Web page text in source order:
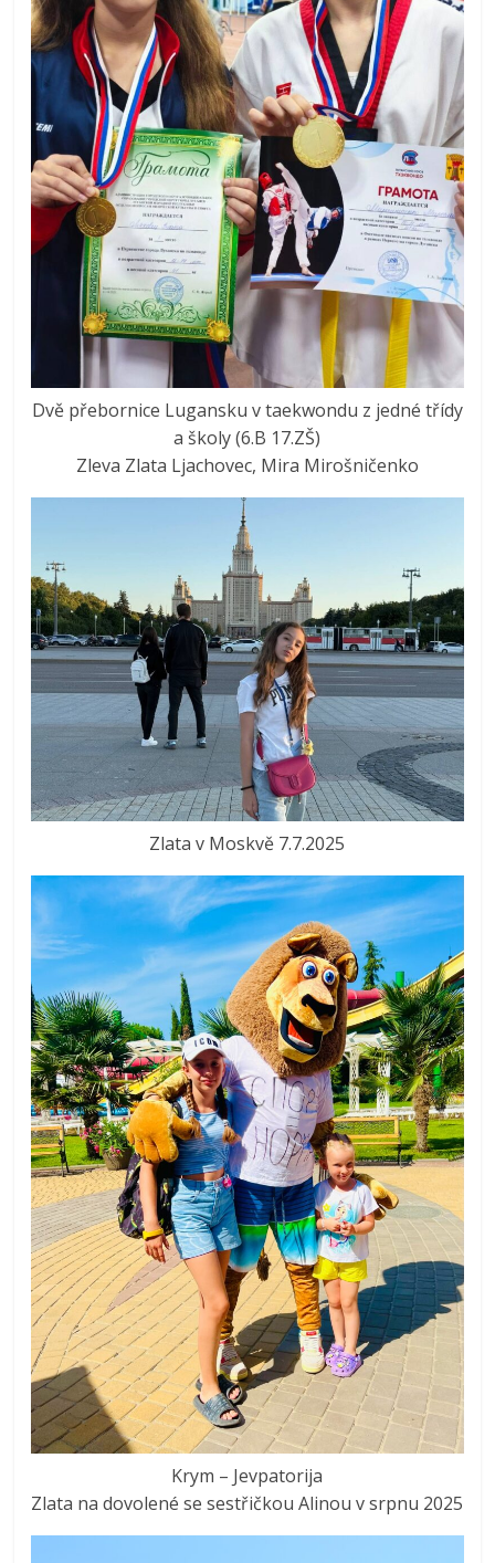
Dvě přebornice Lugansku v taekwondu z jedné třídy
a školy (6.B 17.ZŠ)
Zleva Zlata Ljachovec, Mira Mirošničenko
Zlata v Moskvě 7.7.2025
Krym – Jevpatorija
Zlata na dovolené se sestřičkou Alinou v srpnu 2025